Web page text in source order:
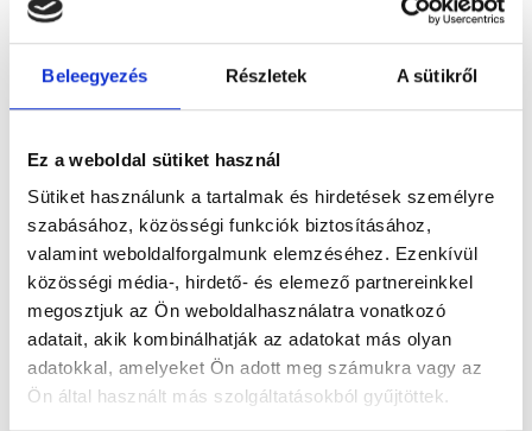
Beleegyezés Részletek A sütikről
Ez a weboldal sütiket használ
Sütiket használunk a tartalmak és hirdetések személyre
szabásához, közösségi funkciók biztosításához,
valamint weboldalforgalmunk elemzéséhez. Ezenkívül
közösségi média-, hirdető- és elemező partnereinkkel
megosztjuk az Ön weboldalhasználatra vonatkozó
adatait, akik kombinálhatják az adatokat más olyan
adatokkal, amelyeket Ön adott meg számukra vagy az
Ön által használt más szolgáltatásokból gyűjtöttek.
Foglalj időpontot
Főoldal Orvosok Urológus
Urológus, Székesfehérvár Dr. Kovács László